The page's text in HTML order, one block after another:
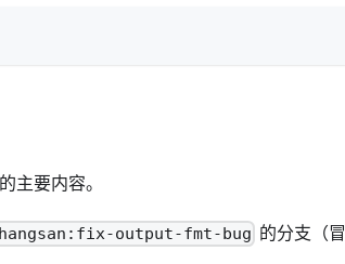
要内容。
output-fmt-bug 的分支（冒